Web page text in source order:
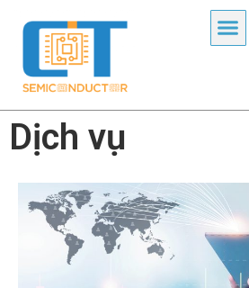
Dịch vụ